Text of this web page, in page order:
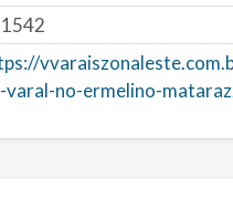
varal-no-ermelino-